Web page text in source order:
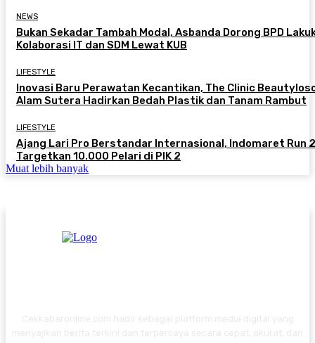
NEWS
Bukan Sekadar Tambah Modal, Asbanda Dorong BPD
Kolaborasi IT dan SDM Lewat KUB
LIFESTYLE
Inovasi Baru Perawatan Kecantikan, The Clinic
Alam Sutera Hadirkan Bedah Plastik dan Tanam Rambut
LIFESTYLE
Ajang Lari Pro Berstandar Internasional, Indomaret Run
Targetkan 10.000 Pelari di PIK 2
Muat lebih banyak